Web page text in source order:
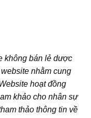
không bán lẻ dược
nhằm cung
hoạt đồng
khảo cho nhân sự
thảo thông tin về